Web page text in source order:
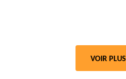
VOIR PLUS